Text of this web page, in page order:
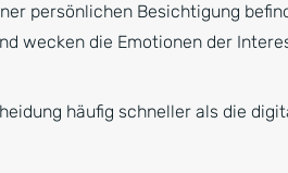
persönlichen Besichtigung
wecken die Emotionen der
häufig schneller als die